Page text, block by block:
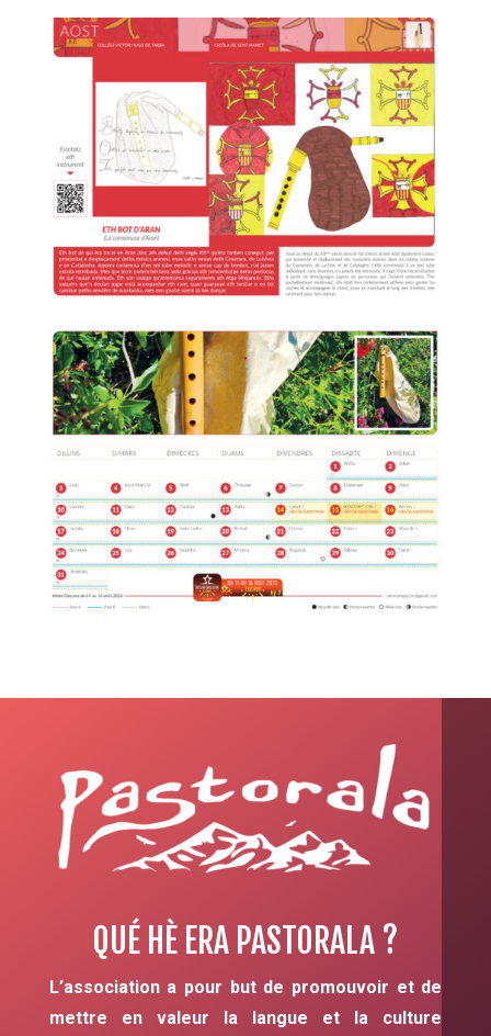
QUÉ HÈ ERA PASTORALA ?
L’association a pour but de promouvoir et de
mettre en valeur la langue et la culture